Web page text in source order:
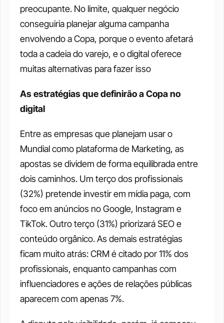
preocupante. No limite, qualquer negócio
conseguiria planejar alguma campanha
envolvendo a Copa, porque o evento afetará
toda a cadeia do varejo, e o digital oferece
muitas alternativas para fazer isso
As estratégias que definirão a Copa no
digital
Entre as empresas que planejam usar o
Mundial como plataforma de Marketing, as
apostas se dividem de forma equilibrada entre
dois caminhos. Um terço dos profissionais
(32%) pretende investir em mídia paga, com
foco em anúncios no Google, Instagram e
TikTok. Outro terço (31%) priorizará SEO e
conteúdo orgânico. As demais estratégias
ficam muito atrás: CRM é citado por 11% dos
profissionais, enquanto campanhas com
influenciadores e ações de relações públicas
aparecem com apenas 7%.